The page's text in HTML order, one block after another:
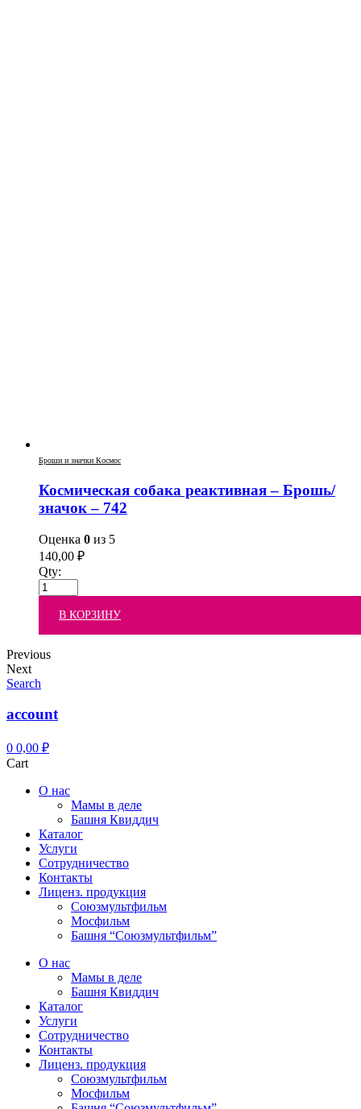
Броши и значки Космос
Космическая собака реактивная – Брошь/
значок – 742
Оценка 0 из 5
140,00 ₽
Qty:
В КОРЗИНУ
Previous
Next
Search
account
0 0,00 ₽
Cart
О нас
Мамы в деле
Башня Квиддич
Каталог
Услуги
Сотрудничество
Контакты
Лиценз. продукция
Союзмультфильм
Мосфильм
Башня “Союзмультфильм”
О нас
Мамы в деле
Башня Квиддич
Каталог
Услуги
Сотрудничество
Контакты
Лиценз. продукция
Союзмультфильм
Мосфильм